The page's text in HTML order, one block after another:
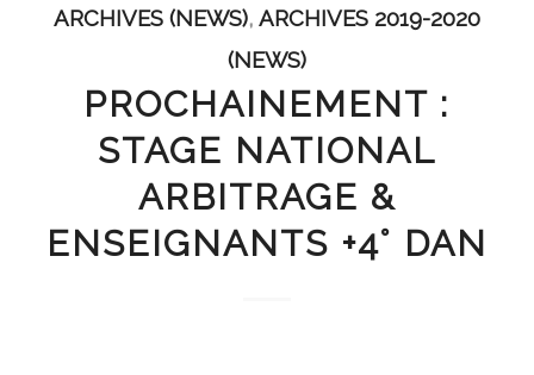
ARCHIVES (NEWS), ARCHIVES 2019-2020
(NEWS)
PROCHAINEMENT :
STAGE NATIONAL
ARBITRAGE &
ENSEIGNANTS +4° DAN